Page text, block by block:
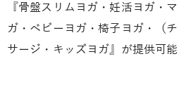
『骨盤スリムヨガ・妊活ヨガ・
ガ・ベビーヨガ・椅子ヨガ・（
サージ・キッズヨガ』が提供可能